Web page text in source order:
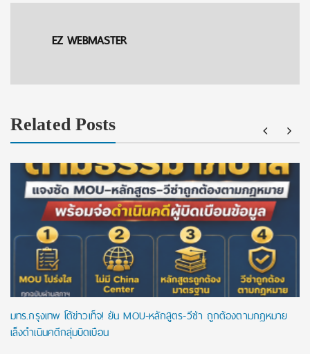
EZ WEBMASTER
Related Posts
มทร.กรุงเทพ โต้ข่าวเท็จ! ยัน MOU-หลักสูตร-วีซ่า ถูกต้องตามกฎหมาย
เล็งดำเนินคดีกลุ่มบิดเบือน